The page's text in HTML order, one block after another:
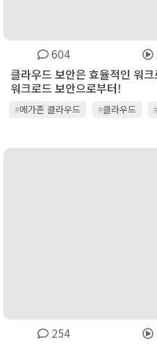
604
클라우드 보안은 효율적인 워
워크로드 보안으로부터!
#메가존 클라우드 #클라우드
254